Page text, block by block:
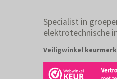
Specialist in
elektrotechnische
Veiligwinkel keurmerk